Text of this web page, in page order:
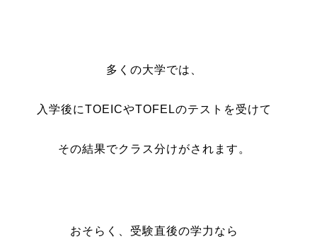
多くの大学では、
入学後にTOEICやTOFELのテストを受けて
その結果でクラス分けがされます。
おそらく、受験直後の学力なら